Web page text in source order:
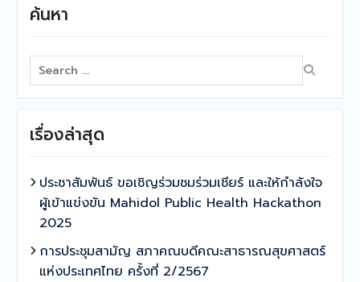
ค้นหา
Search
for:
เรื่องล่าสุด
ประชาสัมพันธ์ ขอเชิญร่วมชมร่วมเชียร์ และให้กำลังใจ
ผู้เข้าแข่งขัน Mahidol Public Health Hackathon
2025
การประชุมสามัญ สภาคณบดีคณะสาธารณสุขศาสตร์
แห่งประเทศไทย ครั้งที่ 2/2567